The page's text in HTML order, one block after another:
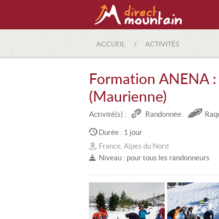
ACCUEIL / ACTIVITÉS
Formation ANENA
(Maurienne)
Activité(s) : Randonnée
Durée : 1 jour
France, Alpes du Nord
Niveau : pour tous les randonneurs